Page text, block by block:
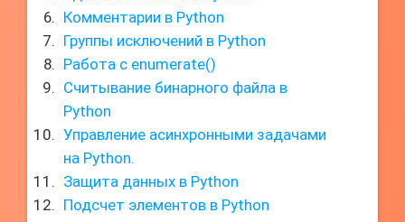
Комментарии в Python
Группы исключений в Python
Работа с enumerate()
Считывание бинарного файла в
Python
Управление асинхронными задачами
на Python.
Защита данных в Python
Подсчет элементов в Python